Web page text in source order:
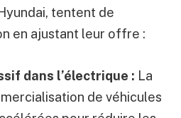
tentent de
en ajustant leur offre :
dans l’électrique : La
de véhicules